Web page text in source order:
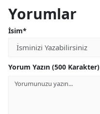
Yorumlar
İsim*
Yorum Yazın (500 Karakter)